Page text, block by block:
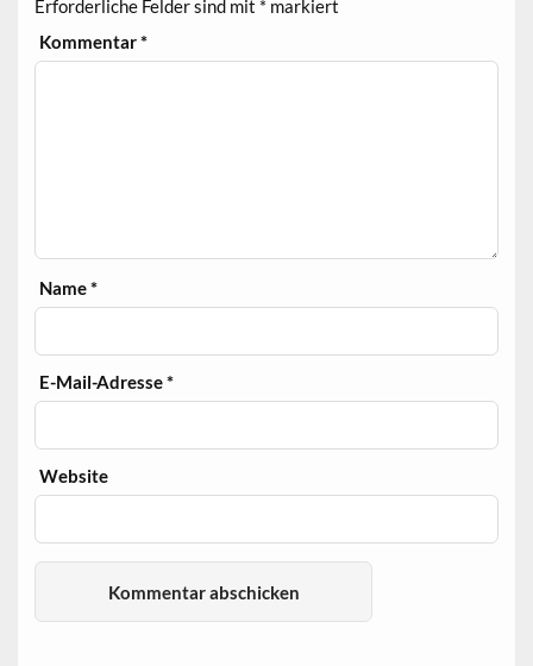
Erforderliche Felder sind mit * markiert
Kommentar*
Name*
E-Mail-Adresse*
Website